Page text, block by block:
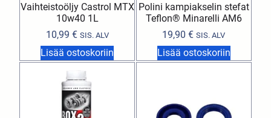
Vaihteistoöljy Castrol MTX
10w40 1L
10,99 € SIS. ALV
Lisää ostoskoriin
Polini kampiakselin stefat
Teflon® Minarelli AM6
19,90€ SIS. ALV
Lisää ostoskoriin